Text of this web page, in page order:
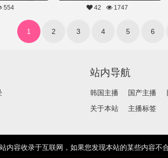
554 42 1747
1 2 3 4 5 6
站内导航
韩国主播 国产主播
关于本站
主播标签
内容收录于互联网，如果您发现本站的某些内容不